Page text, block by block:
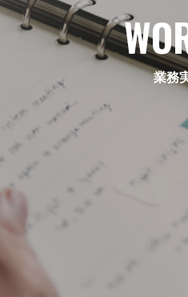
業務